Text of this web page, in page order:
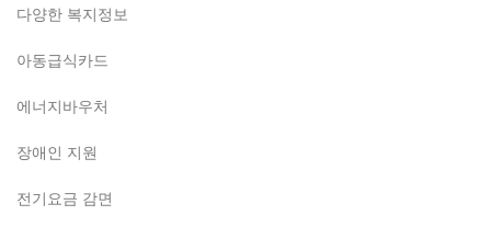
다양한 복지정보
아동급식카드
에너지바우처
장애인 지원
전기요금 감면